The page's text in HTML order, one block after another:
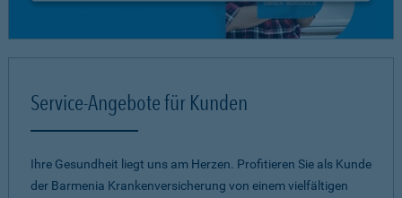
Service-Angebote für Kunden
Ihre Gesundheit liegt uns am Herzen. Profitieren Sie als Kunde
der Barmenia Krankenversicherung von einem vielfältigen